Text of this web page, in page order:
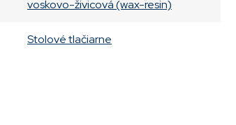
voskovo-živicová (wax-resin)
Stolové tlačiarne